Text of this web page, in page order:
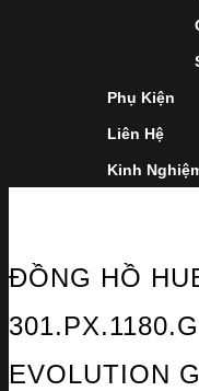
Phụ Kiện
Liên Hệ
Kinh
ĐỒNG HỒ
EVOLUTION